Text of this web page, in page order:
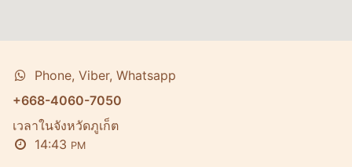
Phone, Viber, Whatsapp
+668-4060-7050
เวลาในจังหวัดภูเก็ต
14:43 PM